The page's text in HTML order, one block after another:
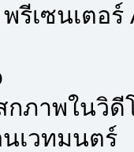
พรีเซนเตอ
กภาพในวิ
เวทมนตร์